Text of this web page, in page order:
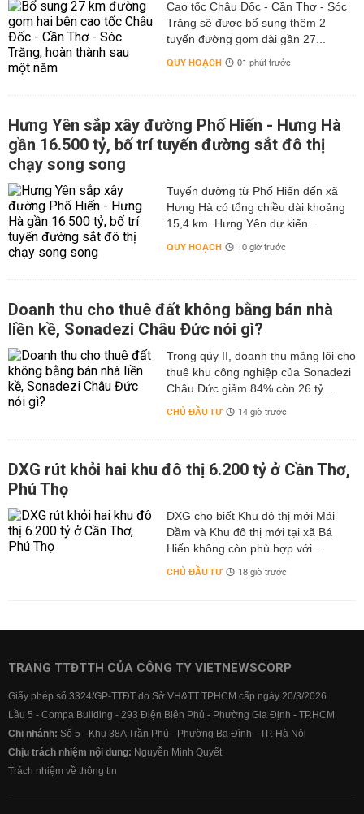
Cao tốc Châu Đốc - Cần Thơ - Sóc
Trăng sẽ được bổ sung thêm 2
tuyến đường gom dài gần 27...
QUY HOẠCH 01 phút trước
Hưng Yên sắp xây đường Phố Hiến - Hưng Hà
gần 16.500 tỷ, bố trí tuyến đường sắt đô thị
chạy song song
Tuyến đường từ Phố Hiến đến xã
Hưng Hà có tổng chiều dài khoảng
15,4 km. Hưng Yên dự kiến...
QUY HOẠCH 10 giờ trước
Doanh thu cho thuê đất không bằng bán nhà
liền kề, Sonadezi Châu Đức nói gì?
Trong qúy II, doanh thu mảng lõi cho
thuê khu công nghiệp của Sonadezi
Châu Đức giảm 84% còn 26 tỷ...
CHỦ ĐẦU TƯ 14 giờ trước
DXG rút khỏi hai khu đô thị 6.200 tỷ ở Cần Thơ,
Phú Thọ
DXG cho biết Khu đô thị mới Mái
Dầm và Khu đô thị mới tại xã Bá
Hiến không còn phù hợp với...
CHỦ ĐẦU TƯ 18 giờ trước
TRANG TTĐTTH CỦA CÔNG TY VIETNEWSCORP
Giấy phép số 3324/GP-TTĐT do Sở VH&TT TPHCM cấp ngày 20/3/2026
Lầu 5 - Compa Building - 293 Điện Biên Phủ - Phường Gia Định - TP.HCM
Chi nhánh: Số 5 - Khu 38A Trần Phú - Phường Ba Đình - TP. Hà Nội
Chịu trách nhiệm nội dung: Nguyễn Minh Quyết
Trách nhiệm về thông tin